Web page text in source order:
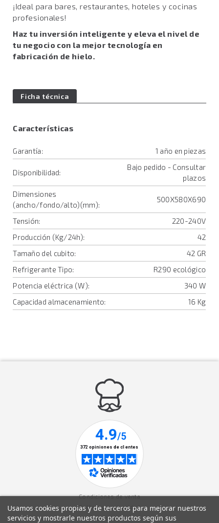
¡Ideal para bares, restaurantes, hoteles y cocinas
profesionales!
Haz tu inversión inteligente y eleva el nivel de
tu negocio con la mejor tecnología en
fabricación de hielo.
Ficha técnica
Características
Garantía: 1 año en piezas
Disponibilidad:
Bajo pedido - Consultar
plazos
Dimensiones
(ancho/fondo/alto)(mm):
500X580X690
Tensión:
220-240V
Producción (Kg/24h):
42
Tamaño del cubito:
42 GR
Refrigerante Tipo:
R290 ecológico
Potencia eléctrica (W):
340 W
Capacidad almacenamiento:
16 Kg
Condiciones de venta
Política de privacidad
Aviso legal
Usamos cookies propias y de terceros para mejorar nuestros
servicios y mostrarle nuestros productos según sus